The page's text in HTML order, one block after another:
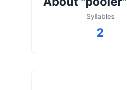
Syllables
2